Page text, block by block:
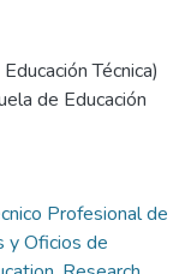
Técnica)
de Educación
Profesional de
y Oficios de